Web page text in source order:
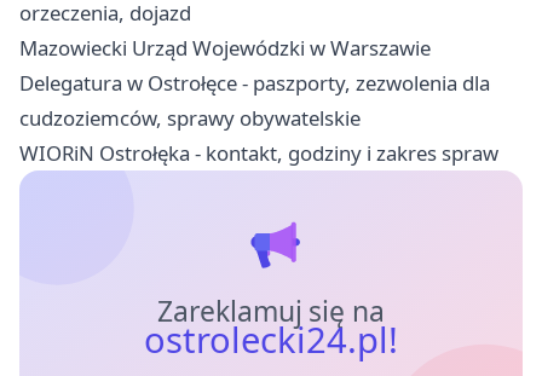
orzeczenia, dojazd
Mazowiecki Urząd Wojewódzki w Warszawie
Delegatura w Ostrołęce - paszporty, zezwolenia dla
cudzoziemców, sprawy obywatelskie
WIORiN Ostrołęka - kontakt, godziny i zakres spraw
Zareklamuj się na
ostrolecki24.pl!